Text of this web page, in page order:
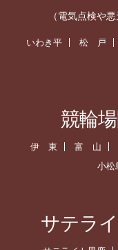
（電気点検や
いわき平 松 戸
競輪
伊 東 富 山
小松
サテラ